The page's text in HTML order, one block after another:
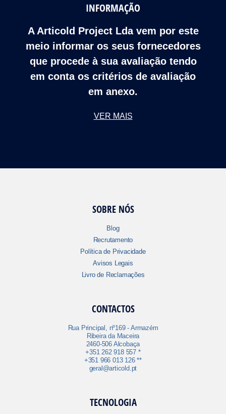
INFORMAÇÃO
A Articold Project Lda vem por este
meio informar os seus fornecedores
que procede à sua avaliação tendo
em conta os critérios de avaliação
em anexo.
VER MAIS
SOBRE NÓS
Blog
Recrutamento
Política de Privacidade
Avisos Legais
Livro de Reclamações
CONTACTOS
Rua Principal, nº169 - Armazém
Ribeira da Maceira
2460-506 Alcobaça
+351 262 918 557 *
+351 966 013 126 **
geral@articold.pt
TECNOLOGIA